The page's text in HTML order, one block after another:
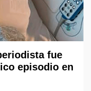
fue
episodio en